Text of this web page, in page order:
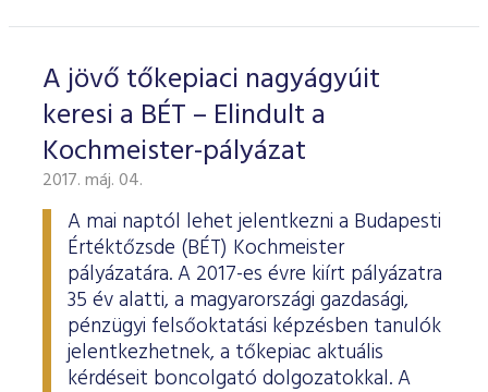
A jövő tőkepiaci nagyágyúit
keresi a BÉT – Elindult a
Kochmeister-pályázat
2017. máj. 04.
A mai naptól lehet jelentkezni a Budapesti
Értéktőzsde (BÉT) Kochmeister
pályázatára. A 2017-es évre kiírt pályázatra
35 év alatti, a magyarországi gazdasági,
pénzügyi felsőoktatási képzésben tanulók
jelentkezhetnek, a tőkepiac aktuális
kérdéseit boncolgató dolgozatokkal. A